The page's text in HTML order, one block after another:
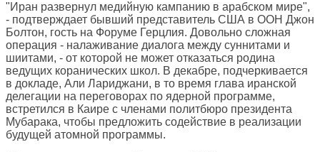
"Иран развернул медийную кампанию в арабском мире",
- подтверждает бывший представитель США в ООН Джон
Болтон, гость на Форуме Герцлия. Довольно сложная
операция - налаживание диалога между суннитами и
шиитами, - от которой не может отказаться родина
ведущих коранических школ. В декабре, подчеркивается
в докладе, Али Лариджани, в то время глава иранской
делегации на переговорах по ядерной программе,
встретился в Каире с членами политбюро президента
Мубарака, чтобы предложить содействие в реализации
будущей атомной программы.